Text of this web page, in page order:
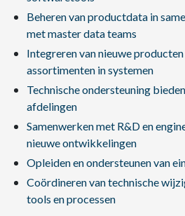
Beheren van productdata in
met master data teams
Integreren van nieuwe producten
assortimenten in systemen
Technische ondersteuning
afdelingen
Samenwerken met R&D en
nieuwe ontwikkelingen
Opleiden en ondersteunen van
Coördineren van technische
tools en processen